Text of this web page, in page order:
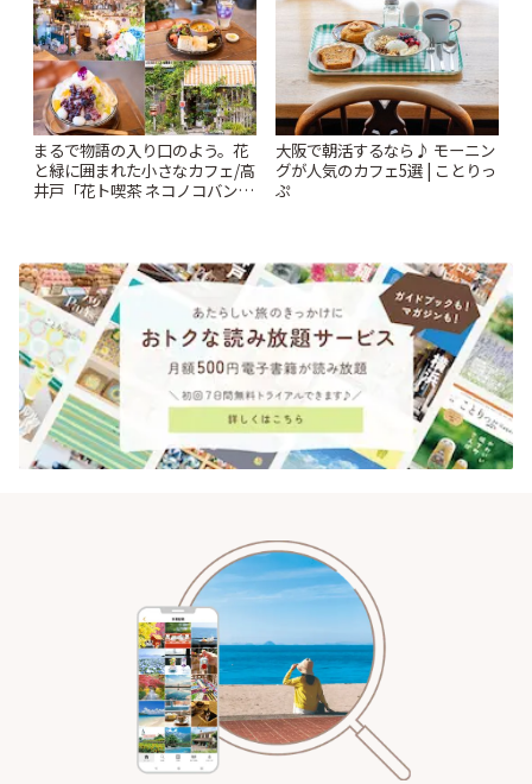
まるで物語の入り口のよう。花
と緑に囲まれた小さなカフェ/高
井戸「花ト喫茶 ネコノコバン」
大阪で朝活するなら♪ モーニン
グが人気のカフェ5選 | ことりっ
ぷ